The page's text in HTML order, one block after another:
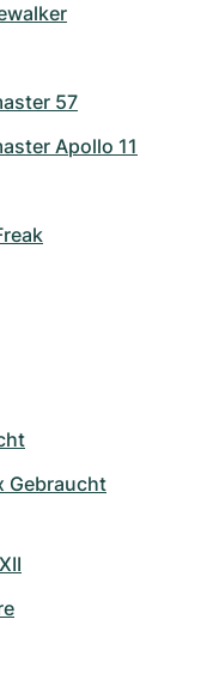
57
Apollo 11
Gebraucht